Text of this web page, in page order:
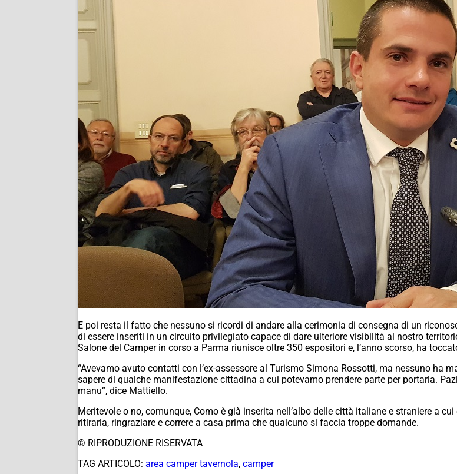
E poi resta il fatto che nessuno si ricordi di andare alla cerimonia di consegna di un
di essere inseriti in un circuito privilegiato capace di dare ulteriore visibilità al nostro
Salone del Camper in corso a Parma riunisce oltre 350 espositori e, l’anno scorso, ha
“Avevamo avuto contatti con l’ex-assessore al Turismo Simona Rossotti, ma nessuno ha
sapere di qualche manifestazione cittadina a cui potevamo prendere parte per portarla.
manu”, dice Mattiello.
Meritevole o no, comunque, Como è già inserita nell’albo delle città italiane e straniere a
ritirarla, ringraziare e correre a casa prima che qualcuno si faccia troppe domande.
© RIPRODUZIONE RISERVATA
TAG ARTICOLO: area camper tavernola, camper